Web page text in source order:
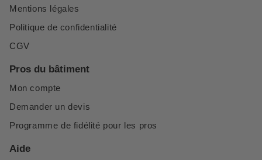
Mentions légales
Politique de confidentialité
CGV
Pros du bâtiment
Mon compte
Demander un devis
Programme de fidélité pour les pros
Aide